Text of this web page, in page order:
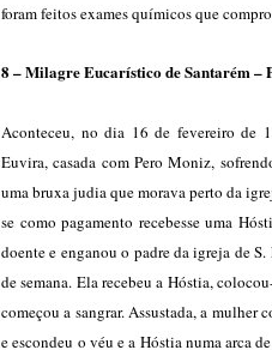
foram feitos exames químicos que
8 – Milagre Eucarístico de Santarém –
Aconteceu, no dia 16 de fevereiro de
Euvira, casada com Pero Moniz,
uma bruxa judia que morava perto da
se como pagamento recebesse uma
doente e enganou o padre da igreja de
de semana. Ela recebeu a Hóstia,
começou a sangrar. Assustada, a mulher
e escondeu o véu e a Hóstia numa arca